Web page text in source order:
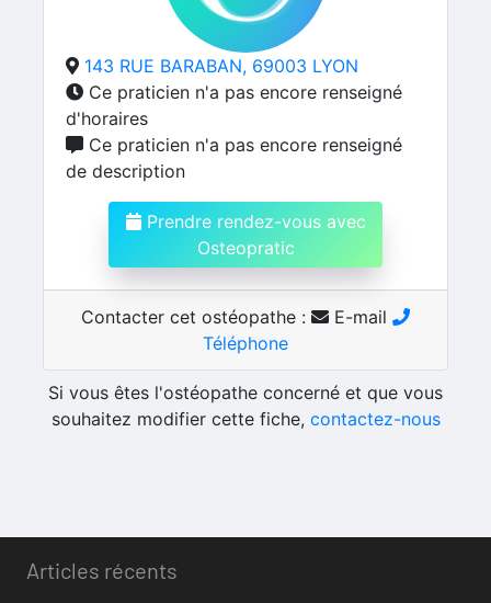
143 RUE BARABAN, 69003 LYON
Ce praticien n'a pas encore renseigné
d'horaires
Ce praticien n'a pas encore renseigné
de description
Prendre rendez-vous avec
Osteopratic
Contacter cet ostéopathe :
E-mail
Téléphone
Si vous êtes l'ostéopathe concerné et que vous
souhaitez modifier cette fiche, contactez-nous
Articles récents